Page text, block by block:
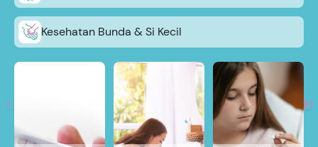
Kesehatan Bunda & Si Kecil